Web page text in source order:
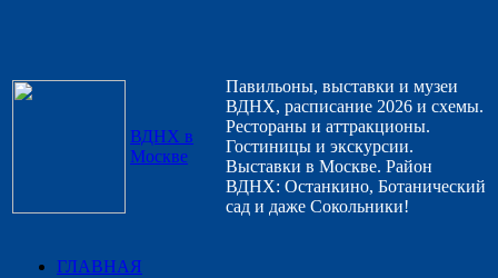
ВДНХ в
Москве
Павильоны, выставки и музеи
ВДНХ, расписание 2026 и схемы.
Рестораны и аттракционы.
Гостиницы и экскурсии.
Выставки в Москве. Район
ВДНХ: Останкино, Ботанический
сад и даже Сокольники!
ГЛАВНАЯ